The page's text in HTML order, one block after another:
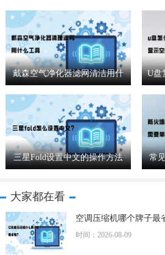
戴森空气净化器滤网清洁用什
么工具
U盘
三星Fold设置中文的操作方法
常
大家都在看
空调压缩机哪个牌子最
时间：2026-08-09